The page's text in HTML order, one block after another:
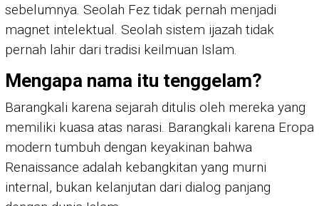
sebelumnya. Seolah Fez tidak pernah menjadi
magnet intelektual. Seolah sistem ijazah tidak
pernah lahir dari tradisi keilmuan Islam.
Mengapa nama itu tenggelam?
Barangkali karena sejarah ditulis oleh mereka yang
memiliki kuasa atas narasi. Barangkali karena Eropa
modern tumbuh dengan keyakinan bahwa
Renaissance adalah kebangkitan yang murni
internal, bukan kelanjutan dari dialog panjang